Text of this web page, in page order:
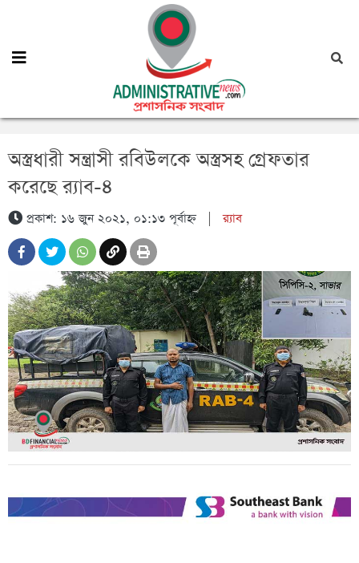
অস্ত্রধারী সন্ত্রাসী রবিউলকে অস্ত্রসহ গ্রেফতার
করেছে র‌্যাব-৪
প্রকাশ: ১৬ জুন ২০২১, ০১:১৩ পূর্বাহ্ন|র‍্যাব